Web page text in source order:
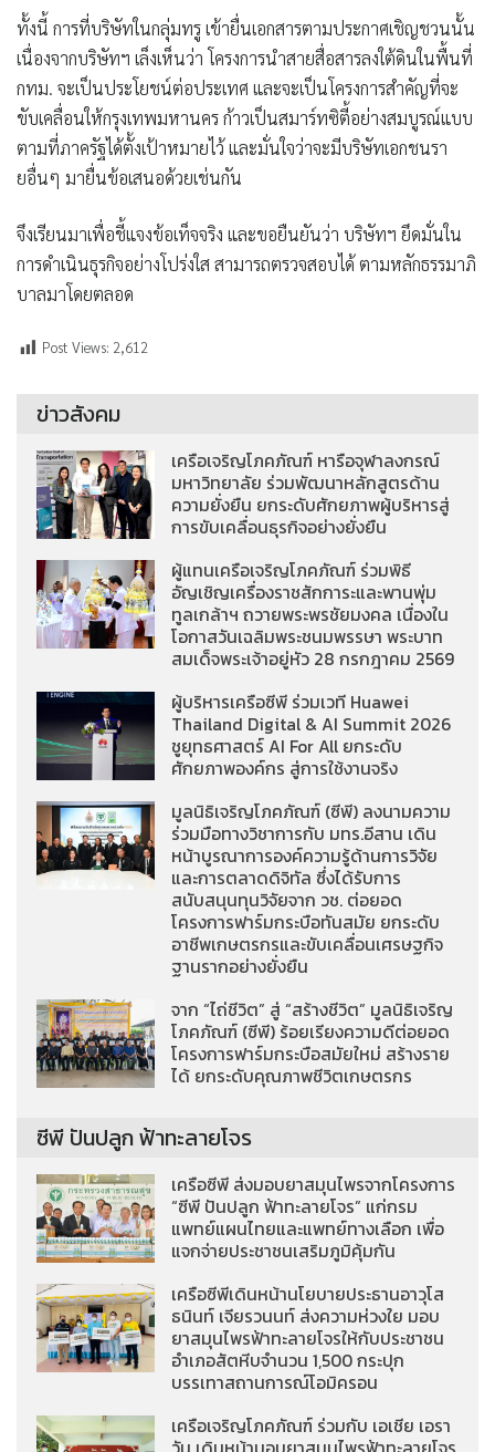
ทั้งนี้ การที่บริษัทในกลุ่มทรู เข้ายื่นเอกสารตามประกาศเชิญชวนนั้น
เนื่องจากบริษัทฯ เล็งเห็นว่า โครงการนำสายสื่อสารลงใต้ดินในพื้นที่
กทม. จะเป็นประโยชน์ต่อประเทศ และจะเป็นโครงการสำคัญที่จะ
ขับเคลื่อนให้กรุงเทพมหานคร ก้าวเป็นสมาร์ทซิตี้อย่างสมบูรณ์แบบ
ตามที่ภาครัฐได้ตั้งเป้าหมายไว้ และมั่นใจว่าจะมีบริษัทเอกชนรา
ยอื่นๆ มายื่นข้อเสนอด้วยเช่นกัน
จึงเรียนมาเพื่อชี้แจงข้อเท็จจริง และขอยืนยันว่า บริษัทฯ ยึดมั่นใน
การดำเนินธุรกิจอย่างโปร่งใส สามารถตรวจสอบได้ ตามหลักธรรมาภิ
บาลมาโดยตลอด
Post Views: 2,612
ข่าวสังคม
เครือเจริญโภคภัณฑ์ หารือจุฬาลงกรณ์
มหาวิทยาลัย ร่วมพัฒนาหลักสูตรด้าน
ความยั่งยืน ยกระดับศักยภาพผู้บริหารสู่
การขับเคลื่อนธุรกิจอย่างยั่งยืน
ผู้แทนเครือเจริญโภคภัณฑ์ ร่วมพิธี
อัญเชิญเครื่องราชสักการะและพานพุ่ม
ทูลเกล้าฯ ถวายพระพรชัยมงคล เนื่องใน
โอกาสวันเฉลิมพระชนมพรรษา พระบาท
สมเด็จพระเจ้าอยู่หัว 28 กรกฎาคม 2569
ผู้บริหารเครือซีพี ร่วมเวที Huawei
Thailand Digital & AI Summit 2026
ชูยุทธศาสตร์ AI For All ยกระดับ
ศักยภาพองค์กร สู่การใช้งานจริง
มูลนิธิเจริญโภคภัณฑ์ (ซีพี) ลงนามความ
ร่วมมือทางวิชาการกับ มทร.อีสาน เดิน
หน้าบูรณาการองค์ความรู้ด้านการวิจัย
และการตลาดดิจิทัล ซึ่งได้รับการ
สนับสนุนทุนวิจัยจาก วช. ต่อยอด
โครงการฟาร์มกระบือทันสมัย ยกระดับ
อาชีพเกษตรกรและขับเคลื่อนเศรษฐกิจ
ฐานรากอย่างยั่งยืน
จาก “ไถ่ชีวิต” สู่ “สร้างชีวิต” มูลนิธิเจริญ
โภคภัณฑ์ (ซีพี) ร้อยเรียงความดีต่อยอด
โครงการฟาร์มกระบือสมัยใหม่ สร้างราย
ได้ ยกระดับคุณภาพชีวิตเกษตรกร
ซีพี ปันปลูก ฟ้าทะลายโจร
เครือซีพี ส่งมอบยาสมุนไพรจากโครงการ
“ซีพี ปันปลูก ฟ้าทะลายโจร” แก่กรม
แพทย์แผนไทยและแพทย์ทางเลือก เพื่อ
แจกจ่ายประชาชนเสริมภูมิคุ้มกัน
เครือซีพีเดินหน้านโยบายประธานอาวุโส
ธนินท์ เจียรวนนท์ ส่งความห่วงใย มอบ
ยาสมุนไพรฟ้าทะลายโจรให้กับประชาชน
อำเภอสัตหีบจำนวน 1,500 กระปุก
บรรเทาสถานการณ์โอมิครอน
เครือเจริญโภคภัณฑ์ ร่วมกับ เอเชีย เอรา